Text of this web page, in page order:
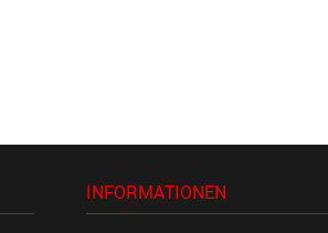
INFORMATIONEN